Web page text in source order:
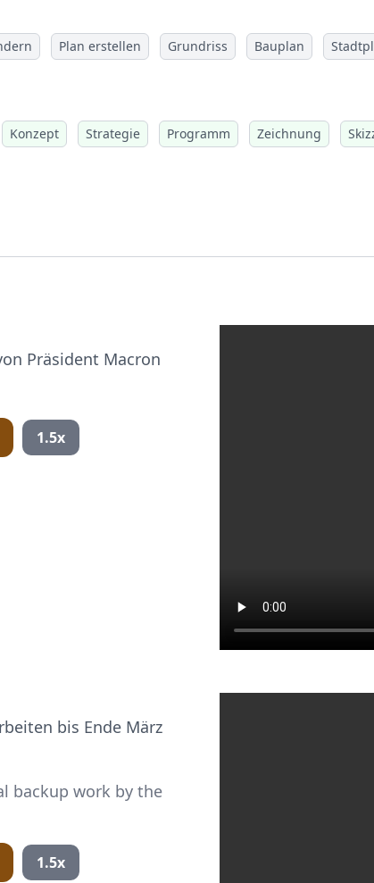
Plan erstellen Grundriss Bauplan
Konzept Strategie Programm Zeichnung
Präsident Macron
1.5x
bis Ende März
backup work by the
1.5x